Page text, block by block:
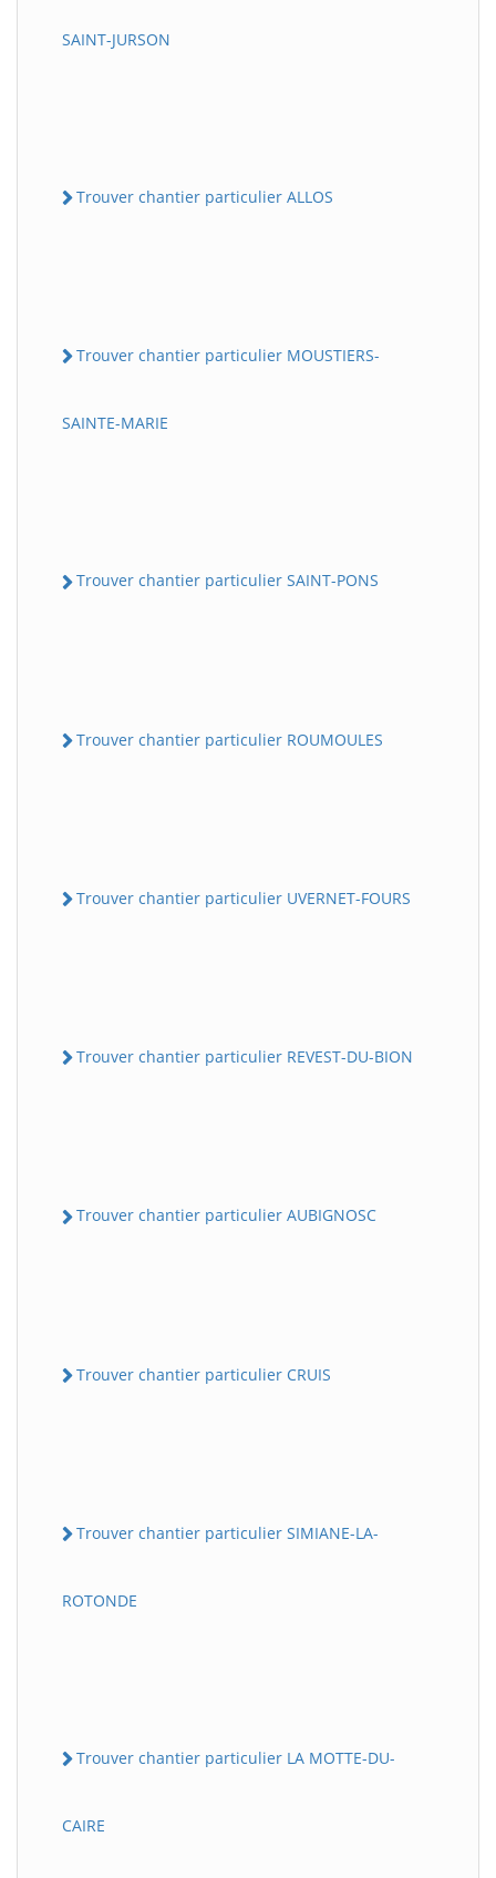
SAINT-JURSON
Trouver chantier particulier ALLOS
Trouver chantier particulier MOUSTIERS-
SAINTE-MARIE
Trouver chantier particulier SAINT-PONS
Trouver chantier particulier ROUMOULES
Trouver chantier particulier UVERNET-FOURS
Trouver chantier particulier REVEST-DU-BION
Trouver chantier particulier AUBIGNOSC
Trouver chantier particulier CRUIS
Trouver chantier particulier SIMIANE-LA-
ROTONDE
Trouver chantier particulier LA MOTTE-DU-
CAIRE